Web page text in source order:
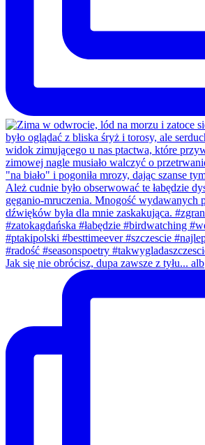
Jak się nie obrócisz, dupa zawsze z tyłu... alb